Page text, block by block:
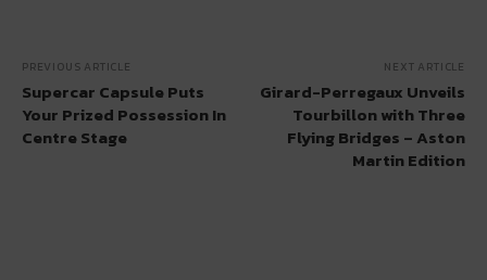
PREVIOUS ARTICLE
Supercar Capsule Puts
Your Prized Possession In
Centre Stage
NEXT ARTICLE
Girard-Perregaux Unveils
Tourbillon with Three
Flying Bridges – Aston
Martin Edition